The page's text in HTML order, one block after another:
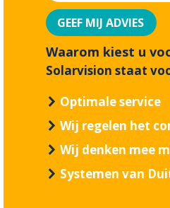
Waarom kiest u
Solarvision staat
Optimale service
Wij regelen het
Wij denken mee
Systemen van